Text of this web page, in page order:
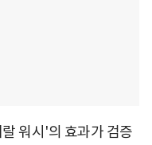
워시'의 효과가 검증